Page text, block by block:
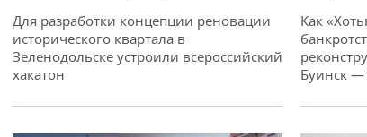
Для разработки концепции реновации
исторического квартала в
Зеленодольске устроили всероссийский
хакатон
Как
Буинск —